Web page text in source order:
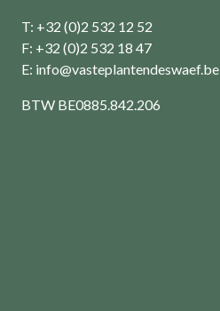
T: +32 (0)2 532 12 52
F: +32 (0)2 532 18 47
E: info@vasteplantendeswaef.be
BTW BE0885.842.206